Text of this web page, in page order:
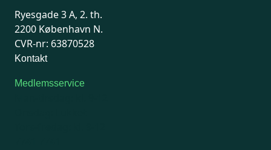
Ryesgade 3 A, 2. th.
2200 København N.
CVR-nr: 63870528
Kontakt
Medlemsservice